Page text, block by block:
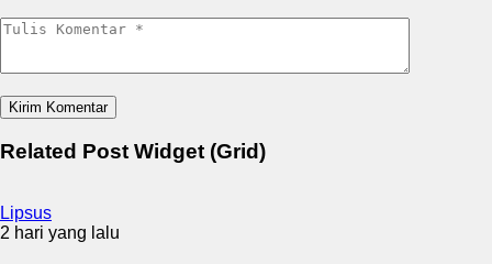
Related Post Widget (Grid)
Lipsus
2 hari yang lalu